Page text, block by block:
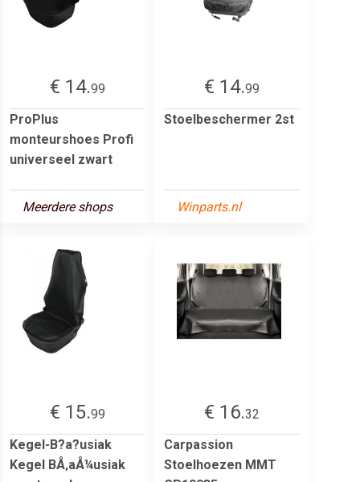
€ 14.99
ProPlus
monteurshoes Profi
universeel zwart
Meerdere shops
€ 14.99
Stoelbeschermer 2st
Winparts.nl
€ 15.99
Kegel-B?a?usiak
Kegel BÅ‚aÅ¼usiak
€ 16.32
Carpassion
Stoelhoezen MMT